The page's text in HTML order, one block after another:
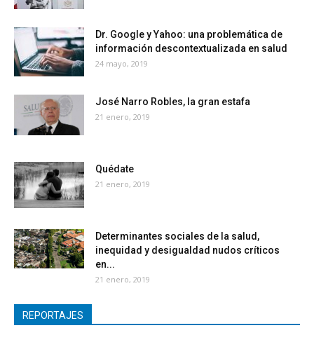
Dr. Google y Yahoo: una problemática de
información descontextualizada en salud
24 mayo, 2019
José Narro Robles, la gran estafa
21 enero, 2019
Quédate
21 enero, 2019
Determinantes sociales de la salud,
inequidad y desigualdad nudos críticos
en...
21 enero, 2019
REPORTAJES